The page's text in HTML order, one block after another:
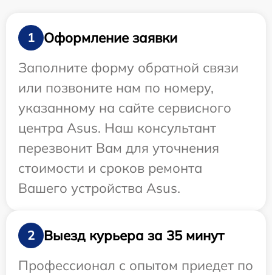
1
Оформление заявки
Заполните форму обратной связи
или позвоните нам по номеру,
указанному на сайте сервисного
центра Asus. Наш консультант
перезвонит Вам для уточнения
стоимости и сроков ремонта
Вашего устройства Asus.
2
Выезд курьера за 35 минут
Профессионал с опытом приедет по